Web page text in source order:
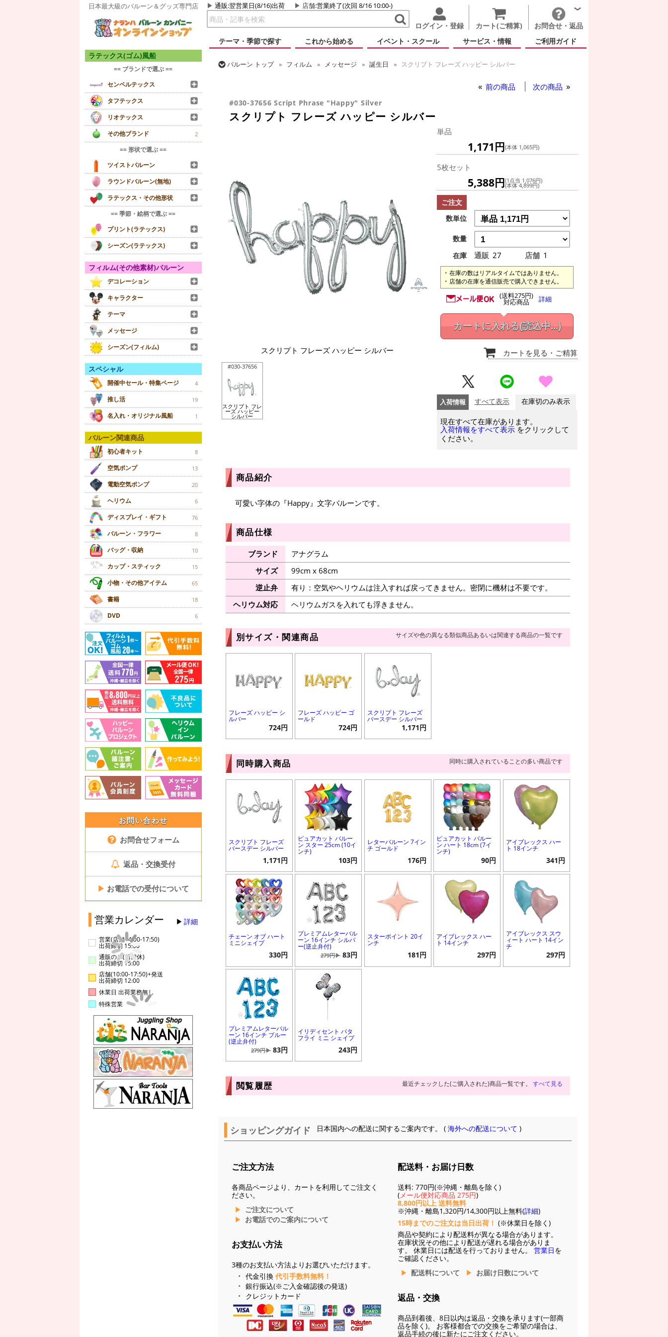
日本最大級のバルーン＆グッズ専門店 通販:翌営業日(8/16)出荷 店舗:営業終了(次回 8/16 10:00-)
ログイン・登録 カート(ご精算)
お問合せ・返品
テーマ・季節で探す
これから始める イベント・スクール サービス・情報 ご利用ガイド
ラテックス(ゴム)風船
== ブランドで選ぶ ==
センペルテックス
タフテックス
リオテックス
その他ブランド
2
== 形状で選ぶ ==
ツイストバルーン
ラウンドバルーン(無地)
ラテックス・その他形状
== 季節・絵柄で選ぶ ==
プリント(ラテックス)
シーズン(ラテックス)
フィルム(その他素材)バルーン
デコレーション
キャラクター
テーマ
メッセージ
シーズン(フィルム)
スペシャル
開催中セール・特集ページ 4
推し活 19
名入れ・オリジナル風船 1
バルーン関連商品
初心者キット 8
空気ポンプ 13
電動空気ポンプ 20
ヘリウム 6
ディスプレイ・ギフト 76
バルーン・フラワー 8
バッグ・収納 10
カップ・スティック 15
小物・その他アイテム 65
書籍 18
DVD 6
お問い合わせ
お問合せフォーム
返品・交換受付
▶ お電話での受付について
営業カレンダー 詳細
営業(店舗14:00-17:50)
出荷締切 15:00
通販のみ(店舗休)
出荷締切 15:00
店舗(10:00-17:50)+発送
出荷締切 12:00
休業日 出荷業務無し
特殊営業
バルーン トップ フィルム メッセージ 誕生日
スクリプト フレーズ ハッピー シルバー
前の商品 次の商品
#030-37656 Script Phrase "Happy" Silver
スクリプト フレーズ ハッピー シルバー
スクリプト フレーズ ハッピー シルバー
#030-37656
スクリプト フレ
ーズ ハッピー
シルバー
単品
1,171円(本体 1,065円)
5枚セット
5,388円(1点当 1,076円)
(本体 4,899円)
ご注文
数単位
数量
在庫
通販 27 店舗 1
在庫の数はリアルタイムではありません。
店舗の在庫を通信販売で購入できません。
(送料275円)
対応商品 詳細
カートに入れる(読込中...)
カートを見る ・ご精算
入荷情報 すべて表示 在庫切のみ表示
現在すべて在庫があります。
入荷情報をすべて表示 をクリックして
ください。
商品紹介
可愛い字体の『Happy』文字バルーンです。
商品仕様
ブランド
アナグラム
サイズ
99cm x 68cm
逆止弁
有り：空気やヘリウムは注入すれば戻ってきません。密閉に機材は不要です。
ヘリウム対応
ヘリウムガスを入れても浮きません。
別サイズ・関連商品 サイズや色の異なる類似商品あるいは関連する商品の一覧です
フレーズ ハッピー シ
ルバー
724円
フレーズ ハッピー ゴ
ールド
724円
スクリプト フレーズ
バースデー シルバー
1,171円
同時購入商品 同時に購入されていることの多い商品です
スクリプト フレーズ
バースデー シルバー
1,171円
ピュアカット バルー
ン スター 25cm (10イ
ンチ)
103円
レターバルーン 7イン
チ ゴールド
176円
ピュアカット バルー
ン ハート 18cm (7イ
ンチ)
90円
アイブレックス ハー
ト 18インチ
341円
チェーン オブ ハート
ミニシェイプ
330円
プレミアムレターバル
ーン 16インチ シルバ
ー(逆止弁付)
279円▶ 83円
スターポイント 20イ
ンチ
181円
アイブレックス ハー
ト 14インチ
297円
アイブレックス スウ
ィート ハート 14イン
チ
297円
プレミアムレターバル
ーン 16インチ ブルー
(逆止弁付)
279円▶ 83円
イリディセント バタ
フライ ミニ シェイプ
243円
閲覧履歴 最近チェックした(ご購入された)商品一覧です。 すべて見る
ショッピングガイド 日本国内への配送に関するご案内です。 (海外への配送について )
ご注文方法
各商品ページより、カートを利用してご注文く
ださい。
ご注文について
お電話でのご案内について
お支払い方法
3種のお支払い方法よりお選びいただけます。
代金引換 代引手数料無料！
銀行振込(※ご入金確認後の発送)
クレジットカード
配送料・お届け日数
送料: 770円(※沖縄・離島を除く)
(メール便対応商品 275円)
8,800円以上 送料無料
※沖縄・離島1,320円/14,300円以上無料(詳細)
15時までのご注文は当日出荷！ (※休業日を除く)
商品や契約により配送料が異なる場合があります。
在庫状況その他により配送が遅れる場合がありま
す。 休業日には配送を行っておりません。 営業日を
ご確認ください。
配送料について
お届け日数について
返品・交換
商品到着後、8日以内は返品・交換を承ります(一部商
品を除く)。 お客様都合での交換をご希望の場合は、
返品手続の後に新たにご注文ください。